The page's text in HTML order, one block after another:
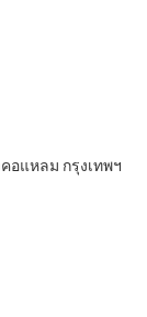
อแหลม กรุงเทพฯ